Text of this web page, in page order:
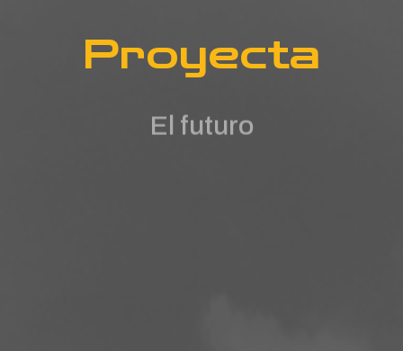
Proyecta
El futuro